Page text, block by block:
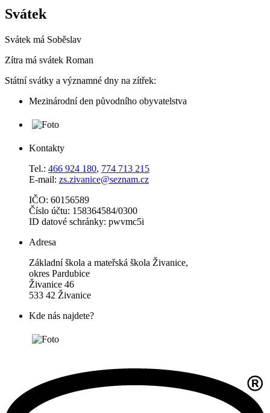
Svátek
Svátek má Soběslav
Zítra má svátek Roman
Státní svátky a významné dny na zítřek:
Mezinárodní den původního obyvatelstva
Kontakty
Tel.: 466 924 180, 774 713 215
E-mail: zs.zivanice@seznam.cz
IČO: 60156589
Číslo účtu: 158364584/0300
ID datové schránky: pwvmc5i
Adresa
Základní škola a mateřská škola Živanice,
okres Pardubice
Živanice 46
533 42 Živanice
Kde nás najdete?